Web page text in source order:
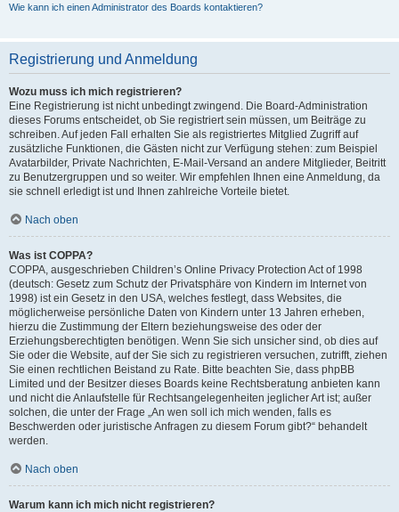
Wie kann ich einen Administrator des Boards kontaktieren?
Registrierung und Anmeldung
Wozu muss ich mich registrieren?
Eine Registrierung ist nicht unbedingt zwingend. Die Board-Administration
dieses Forums entscheidet, ob Sie registriert sein müssen, um Beiträge zu
schreiben. Auf jeden Fall erhalten Sie als registriertes Mitglied Zugriff auf
zusätzliche Funktionen, die Gästen nicht zur Verfügung stehen: zum Beispiel
Avatarbilder, Private Nachrichten, E-Mail-Versand an andere Mitglieder, Beitritt
zu Benutzergruppen und so weiter. Wir empfehlen Ihnen eine Anmeldung, da
sie schnell erledigt ist und Ihnen zahlreiche Vorteile bietet.
Nach oben
Was ist COPPA?
COPPA, ausgeschrieben Children’s Online Privacy Protection Act of 1998
(deutsch: Gesetz zum Schutz der Privatsphäre von Kindern im Internet von
1998) ist ein Gesetz in den USA, welches festlegt, dass Websites, die
möglicherweise persönliche Daten von Kindern unter 13 Jahren erheben,
hierzu die Zustimmung der Eltern beziehungsweise des oder der
Erziehungsberechtigten benötigen. Wenn Sie sich unsicher sind, ob dies auf
Sie oder die Website, auf der Sie sich zu registrieren versuchen, zutrifft, ziehen
Sie einen rechtlichen Beistand zu Rate. Bitte beachten Sie, dass phpBB
Limited und der Besitzer dieses Boards keine Rechtsberatung anbieten kann
und nicht die Anlaufstelle für Rechtsangelegenheiten jeglicher Art ist; außer
solchen, die unter der Frage „An wen soll ich mich wenden, falls es
Beschwerden oder juristische Anfragen zu diesem Forum gibt?“ behandelt
werden.
Nach oben
Warum kann ich mich nicht registrieren?